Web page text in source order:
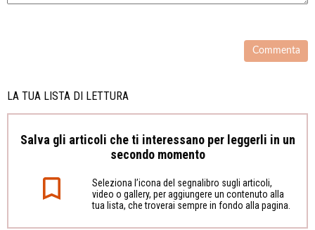
LA TUA LISTA DI LETTURA
Salva gli articoli che ti interessano per leggerli in un
secondo momento
Seleziona l’icona del segnalibro sugli articoli,
video o gallery, per aggiungere un contenuto alla
tua lista, che troverai sempre in fondo alla pagina.